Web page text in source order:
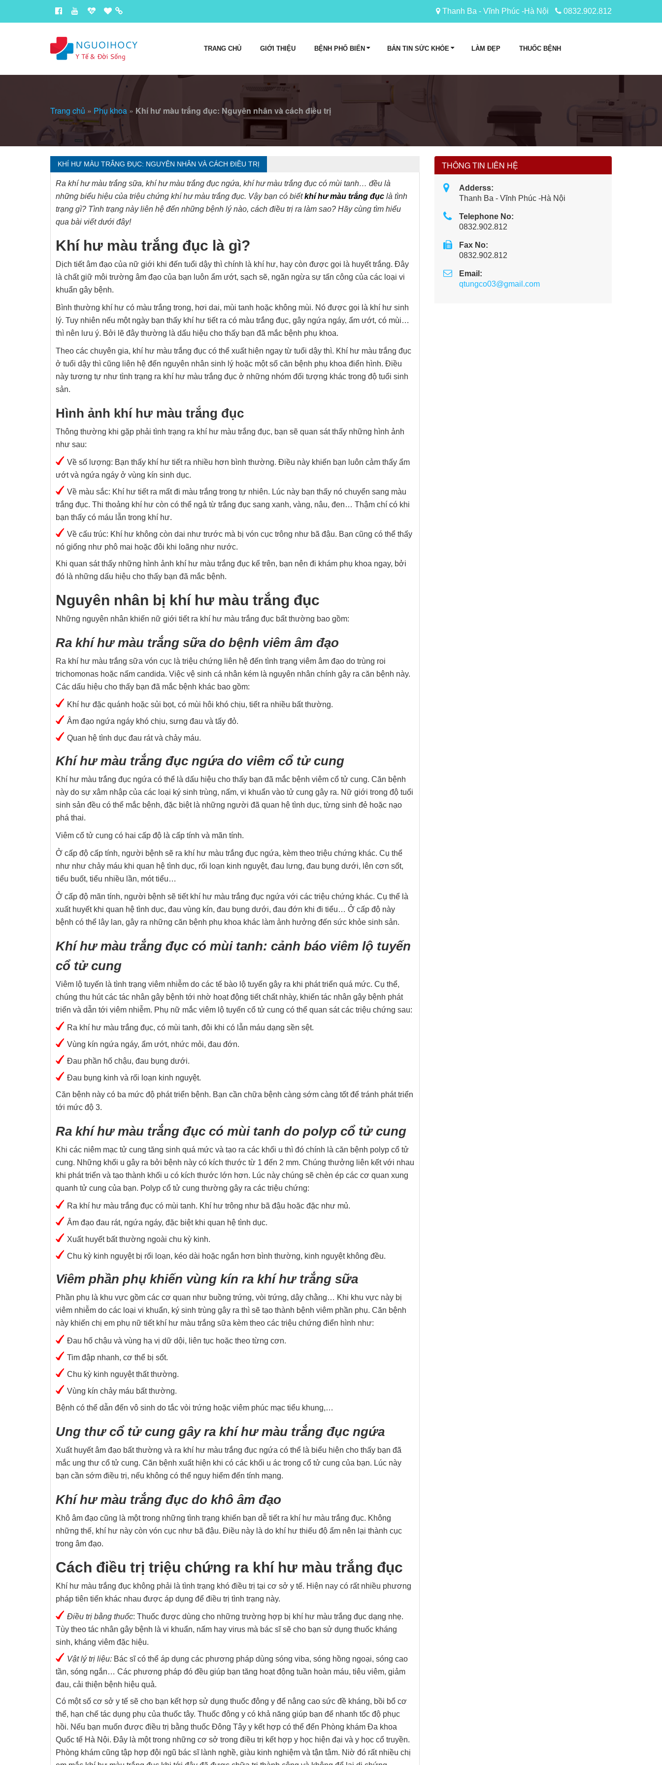
Thanh Ba - Vĩnh Phúc -Hà Nội 0832.902.812
TRANG CHỦ GIỚI THIỆU BỆNH PHỔ BIẾN BẢN TIN SỨC KHỎE LÀM ĐẸP THUỐC BỆNH
Trang chủ » Phụ khoa » Khí hư màu trắng đục: Nguyên nhân và cách điều trị
KHÍ HƯ MÀU TRẮNG ĐỤC: NGUYÊN NHÂN VÀ CÁCH ĐIỀU TRỊ
Ra khí hư màu trắng sữa, khí hư màu trắng đục ngứa, khí hư màu trắng đục có mùi tanh… đều là
những biểu hiệu của triệu chứng khí hư màu trắng đục. Vậy bạn có biếtkhí hư màu trắng đục là tình
trạng gì? Tình trạng này liên hệ đến những bệnh lý nào, cách điều trị ra làm sao? Hãy cùng tìm hiểu
qua bài viết dưới đây!
Khí hư màu trắng đục là gì?
Dịch tiết âm đạo của nữ giới khi đến tuổi dậy thì chính là khí hư, hay còn được gọi là huyết trắng. Đây
là chất giữ môi trường âm đạo của bạn luôn ẩm ướt, sạch sẽ, ngăn ngừa sự tấn công của các loại vi
khuẩn gây bệnh.
Bình thường khí hư có màu trắng trong, hơi dai, mùi tanh hoặc không mùi. Nó được gọi là khí hư sinh
lý. Tuy nhiên nếu một ngày bạn thấy khí hư tiết ra có màu trắng đục, gây ngứa ngáy, ẩm ướt, có mùi…
thì nên lưu ý. Bởi lẽ đây thường là dấu hiệu cho thấy bạn đã mắc bệnh phụ khoa.
Theo các chuyên gia, khí hư màu trắng đục có thể xuất hiện ngay từ tuổi dậy thì. Khí hư màu trắng đục
ở tuổi dậy thì cũng liên hệ đến nguyên nhân sinh lý hoặc một số căn bệnh phụ khoa điển hình. Điều
này tương tự như tình trạng ra khí hư màu trắng đục ở những nhóm đối tượng khác trong độ tuổi sinh
sản.
Hình ảnh khí hư màu trắng đục
Thông thường khi gặp phải tình trạng ra khí hư màu trắng đục, bạn sẽ quan sát thấy những hình ảnh
như sau:
Về số lượng: Bạn thấy khí hư tiết ra nhiều hơn bình thường. Điều này khiến bạn luôn cảm thấy ẩm
ướt và ngứa ngáy ở vùng kín sinh dục.
Về màu sắc: Khí hư tiết ra mất đi màu trắng trong tự nhiên. Lúc này bạn thấy nó chuyển sang màu
trắng đục. Thi thoảng khí hư còn có thể ngả từ trắng đục sang xanh, vàng, nâu, đen… Thậm chí có khi
bạn thấy có máu lẫn trong khí hư.
Về cấu trúc: Khí hư không còn dai như trước mà bị vón cục trông như bã đậu. Bạn cũng có thể thấy
nó giống như phô mai hoặc đôi khi loãng như nước.
Khi quan sát thấy những hình ảnh khí hư màu trắng đục kể trên, bạn nên đi khám phụ khoa ngay, bởi
đó là những dấu hiệu cho thấy bạn đã mắc bệnh.
Nguyên nhân bị khí hư màu trắng đục
Những nguyên nhân khiến nữ giới tiết ra khí hư màu trắng đục bất thường bao gồm:
Ra khí hư màu trắng sữa do bệnh viêm âm đạo
Ra khí hư màu trắng sữa vón cục là triệu chứng liên hệ đến tình trạng viêm âm đạo do trùng roi
trichomonas hoặc nấm candida. Việc vệ sinh cá nhân kém là nguyên nhân chính gây ra căn bệnh này.
Các dấu hiệu cho thấy bạn đã mắc bệnh khác bao gồm:
Khí hư đặc quánh hoặc sủi bọt, có mùi hôi khó chịu, tiết ra nhiều bất thường.
Âm đạo ngứa ngáy khó chịu, sưng đau và tấy đỏ.
Quan hệ tình dục đau rát và chảy máu.
Khí hư màu trắng đục ngứa do viêm cổ tử cung
Khí hư màu trắng đục ngứa có thể là dấu hiệu cho thấy bạn đã mắc bệnh viêm cổ tử cung. Căn bệnh
này do sự xâm nhập của các loại ký sinh trùng, nấm, vi khuẩn vào tử cung gây ra. Nữ giới trong độ tuổi
sinh sản đều có thể mắc bệnh, đặc biệt là những người đã quan hệ tình dục, từng sinh đẻ hoặc nạo
phá thai.
Viêm cổ tử cung có hai cấp độ là cấp tính và mãn tính.
Ở cấp độ cấp tính, người bệnh sẽ ra khí hư màu trắng đục ngứa, kèm theo triệu chứng khác. Cụ thể
như như chảy máu khi quan hệ tình dục, rối loạn kinh nguyệt, đau lưng, đau bụng dưới, lên cơn sốt,
tiểu buốt, tiểu nhiều lần, mót tiểu…
Ở cấp độ mãn tính, người bệnh sẽ tiết khí hư màu trắng đục ngứa với các triệu chứng khác. Cụ thể là
xuất huyết khi quan hệ tình dục, đau vùng kín, đau bụng dưới, đau đớn khi đi tiểu… Ở cấp độ này
bệnh có thể lây lan, gây ra những căn bệnh phụ khoa khác làm ảnh hưởng đến sức khỏe sinh sản.
Khí hư màu trắng đục có mùi tanh: cảnh báo viêm lộ tuyến
cổ tử cung
Viêm lộ tuyến là tình trạng viêm nhiễm do các tế bào lộ tuyến gây ra khi phát triển quá mức. Cụ thể,
chúng thu hút các tác nhân gây bệnh tới nhờ hoạt động tiết chất nhày, khiến tác nhân gây bệnh phát
triển và dẫn tới viêm nhiễm. Phụ nữ mắc viêm lộ tuyến cổ tử cung có thể quan sát các triệu chứng sau:
Ra khí hư màu trắng đục, có mùi tanh, đôi khi có lẫn máu dạng sền sệt.
Vùng kín ngứa ngáy, ẩm ướt, nhức mỏi, đau đớn.
Đau phần hố chậu, đau bụng dưới.
Đau bụng kinh và rối loạn kinh nguyệt.
Căn bệnh này có ba mức độ phát triển bệnh. Bạn cần chữa bệnh càng sớm càng tốt để tránh phát triển
tới mức độ 3.
Ra khí hư màu trắng đục có mùi tanh do polyp cổ tử cung
Khi các niêm mạc tử cung tăng sinh quá mức và tạo ra các khối u thì đó chính là căn bệnh polyp cổ tử
cung. Những khối u gây ra bởi bệnh này có kích thước từ 1 đến 2 mm. Chúng thưởng liên kết với nhau
khi phát triển và tạo thành khối u có kích thước lớn hơn. Lúc này chúng sẽ chèn ép các cơ quan xung
quanh tử cung của bạn. Polyp cổ tử cung thường gây ra các triệu chứng:
Ra khí hư màu trắng đục có mùi tanh. Khí hư trông như bã đậu hoặc đặc như mủ.
Âm đạo đau rát, ngứa ngáy, đặc biệt khi quan hệ tình dục.
Xuất huyết bất thường ngoài chu kỳ kinh.
Chu kỳ kinh nguyệt bị rối loạn, kéo dài hoặc ngắn hơn bình thường, kinh nguyệt không đều.
Viêm phần phụ khiến vùng kín ra khí hư trắng sữa
Phần phụ là khu vực gồm các cơ quan như buồng trứng, vòi trứng, dây chằng… Khi khu vực này bị
viêm nhiễm do các loại vi khuẩn, ký sinh trùng gây ra thì sẽ tạo thành bệnh viêm phần phụ. Căn bệnh
này khiến chị em phụ nữ tiết khí hư màu trắng sữa kèm theo các triệu chứng điển hình như:
Đau hố chậu và vùng hạ vị dữ dội, liên tục hoặc theo từng cơn.
Tim đập nhanh, cơ thể bị sốt.
Chu kỳ kinh nguyệt thất thường.
Vùng kín chảy máu bất thường.
Bệnh có thể dẫn đến vô sinh do tắc vòi trứng hoặc viêm phúc mạc tiểu khung,…
Ung thư cổ tử cung gây ra khí hư màu trắng đục ngứa
Xuất huyết âm đạo bất thường và ra khí hư màu trắng đục ngứa có thể là biểu hiện cho thấy bạn đã
mắc ung thư cổ tử cung. Căn bệnh xuất hiện khi có các khối u ác trong cổ tử cung của bạn. Lúc này
bạn cần sớm điều trị, nếu không có thể nguy hiểm đến tính mạng.
Khí hư màu trắng đục do khô âm đạo
Khô âm đạo cũng là một trong những tình trạng khiến bạn dễ tiết ra khí hư màu trắng đục. Không
những thế, khí hư này còn vón cục như bã đậu. Điều này là do khí hư thiếu độ ẩm nên lại thành cục
trong âm đạo.
Cách điều trị triệu chứng ra khí hư màu trắng đục
Khí hư màu trắng đục không phải là tình trạng khó điều trị tại cơ sở y tế. Hiện nay có rất nhiều phương
pháp tiên tiến khác nhau được áp dụng để điều trị tình trạng này.
Điều trị bằng thuốc: Thuốc được dùng cho những trường hợp bị khí hư màu trắng đục dạng nhẹ.
Tùy theo tác nhân gây bệnh là vi khuẩn, nấm hay virus mà bác sĩ sẽ cho bạn sử dụng thuốc kháng
sinh, kháng viêm đặc hiệu.
Vật lý trị liệu: Bác sĩ có thể áp dụng các phương pháp dùng sóng viba, sóng hồng ngoại, sóng cao
tần, sóng ngắn… Các phương pháp đó đều giúp bạn tăng hoạt động tuần hoàn máu, tiêu viêm, giảm
đau, cải thiện bệnh hiệu quả.
Có một số cơ sở y tế sẽ cho bạn kết hợp sử dụng thuốc đông y để nâng cao sức đề kháng, bồi bổ cơ
thể, hạn chế tác dụng phụ của thuốc tây. Thuốc đông y có khả năng giúp bạn để nhanh tốc độ phục
hồi. Nếu bạn muốn được điều trị bằng thuốc Đông Tây y kết hợp có thể đến Phòng khám Đa khoa
Quốc tế Hà Nội. Đây là một trong những cơ sở trong điều trị kết hợp y học hiện đại và y học cổ truyền.
Phòng khám cũng tập hợp đội ngũ bác sĩ lành nghề, giàu kinh nghiệm và tận tâm. Niờ đó rất nhiều chị
THÔNG TIN LIÊN HỆ
Adderss:
Thanh Ba - Vĩnh Phúc -Hà Nội
Telephone No:
0832.902.812
Fax No:
0832.902.812
Email:
qtungco03@gmail.com